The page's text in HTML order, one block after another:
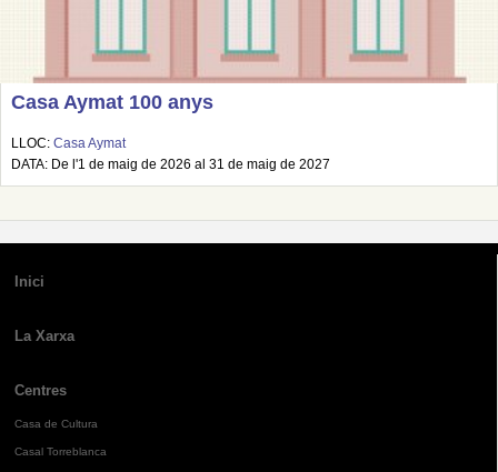
Casa Aymat 100 anys
LLOC: Casa Aymat
DATA: De l'1 de maig de 2026 al 31 de maig de 2027
Inici
La Xarxa
Centres
Casa de Cultura
Casal Torreblanca